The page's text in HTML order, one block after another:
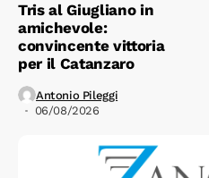
Tris al Giugliano in
amichevole:
convincente vittoria
per il Catanzaro
Antonio Pileggi
06/08/2026